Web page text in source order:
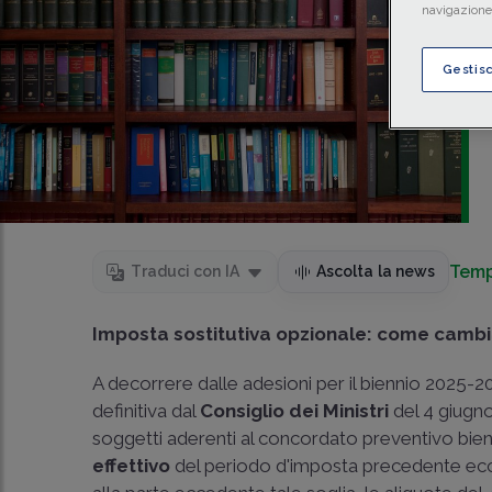
Traduci con IA Ascolta la news
Imposta sostitutiva opzionale: come
A decorrere dalle adesioni per il biennio 2025-
definitiva dal Consiglio dei Ministri del 4
soggetti aderenti al concordato preventivo
effettivo del periodo d'imposta precedente